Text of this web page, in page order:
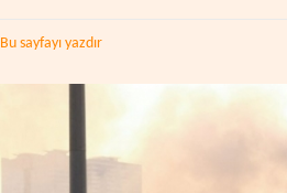
Bu sayfayı yazdır